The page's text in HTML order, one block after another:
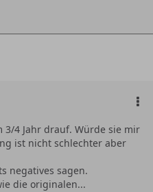
3/4 Jahr drauf. Würde sie mir
ist nicht schlechter aber
negatives sagen.
die originalen...